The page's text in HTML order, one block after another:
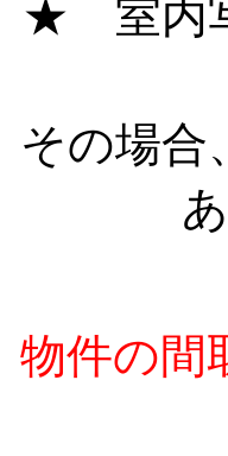
★ 室内写
その場合
物件の間